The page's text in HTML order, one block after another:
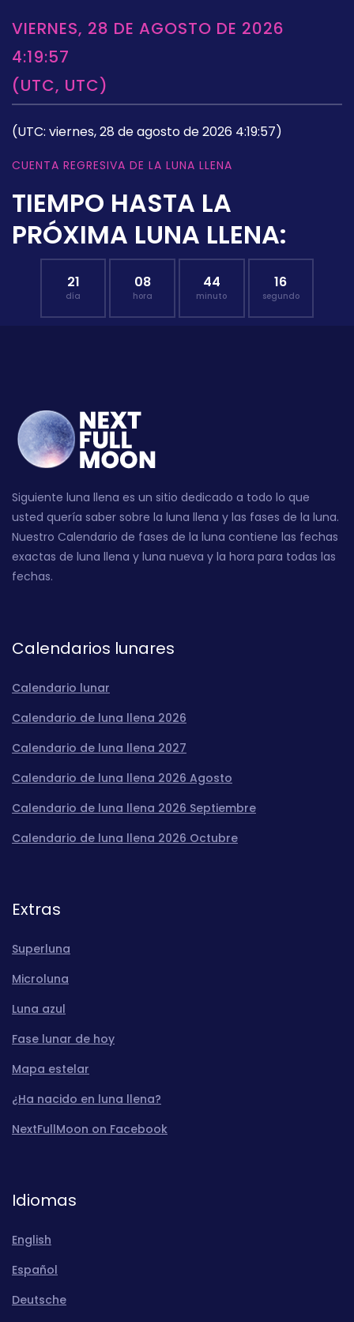
VIERNES, 28 DE AGOSTO DE 2026
4:19:57
(UTC, UTC)
(UTC: viernes, 28 de agosto de 2026 4:19:57)
CUENTA REGRESIVA DE LA LUNA LLENA
TIEMPO HASTA LA
PRÓXIMA LUNA LLENA:
21
día
08
hora
44
minuto
15
segundo
Siguiente luna llena es un sitio dedicado a todo lo que
usted quería saber sobre la luna llena y las fases de la luna.
Nuestro Calendario de fases de la luna contiene las fechas
exactas de luna llena y luna nueva y la hora para todas las
fechas.
Calendarios lunares
Calendario lunar
Calendario de luna llena 2026
Calendario de luna llena 2027
Calendario de luna llena 2026 Agosto
Calendario de luna llena 2026 Septiembre
Calendario de luna llena 2026 Octubre
Extras
Superluna
Microluna
Luna azul
Fase lunar de hoy
Mapa estelar
¿Ha nacido en luna llena?
NextFullMoon on Facebook
Idiomas
English
Español
Deutsche